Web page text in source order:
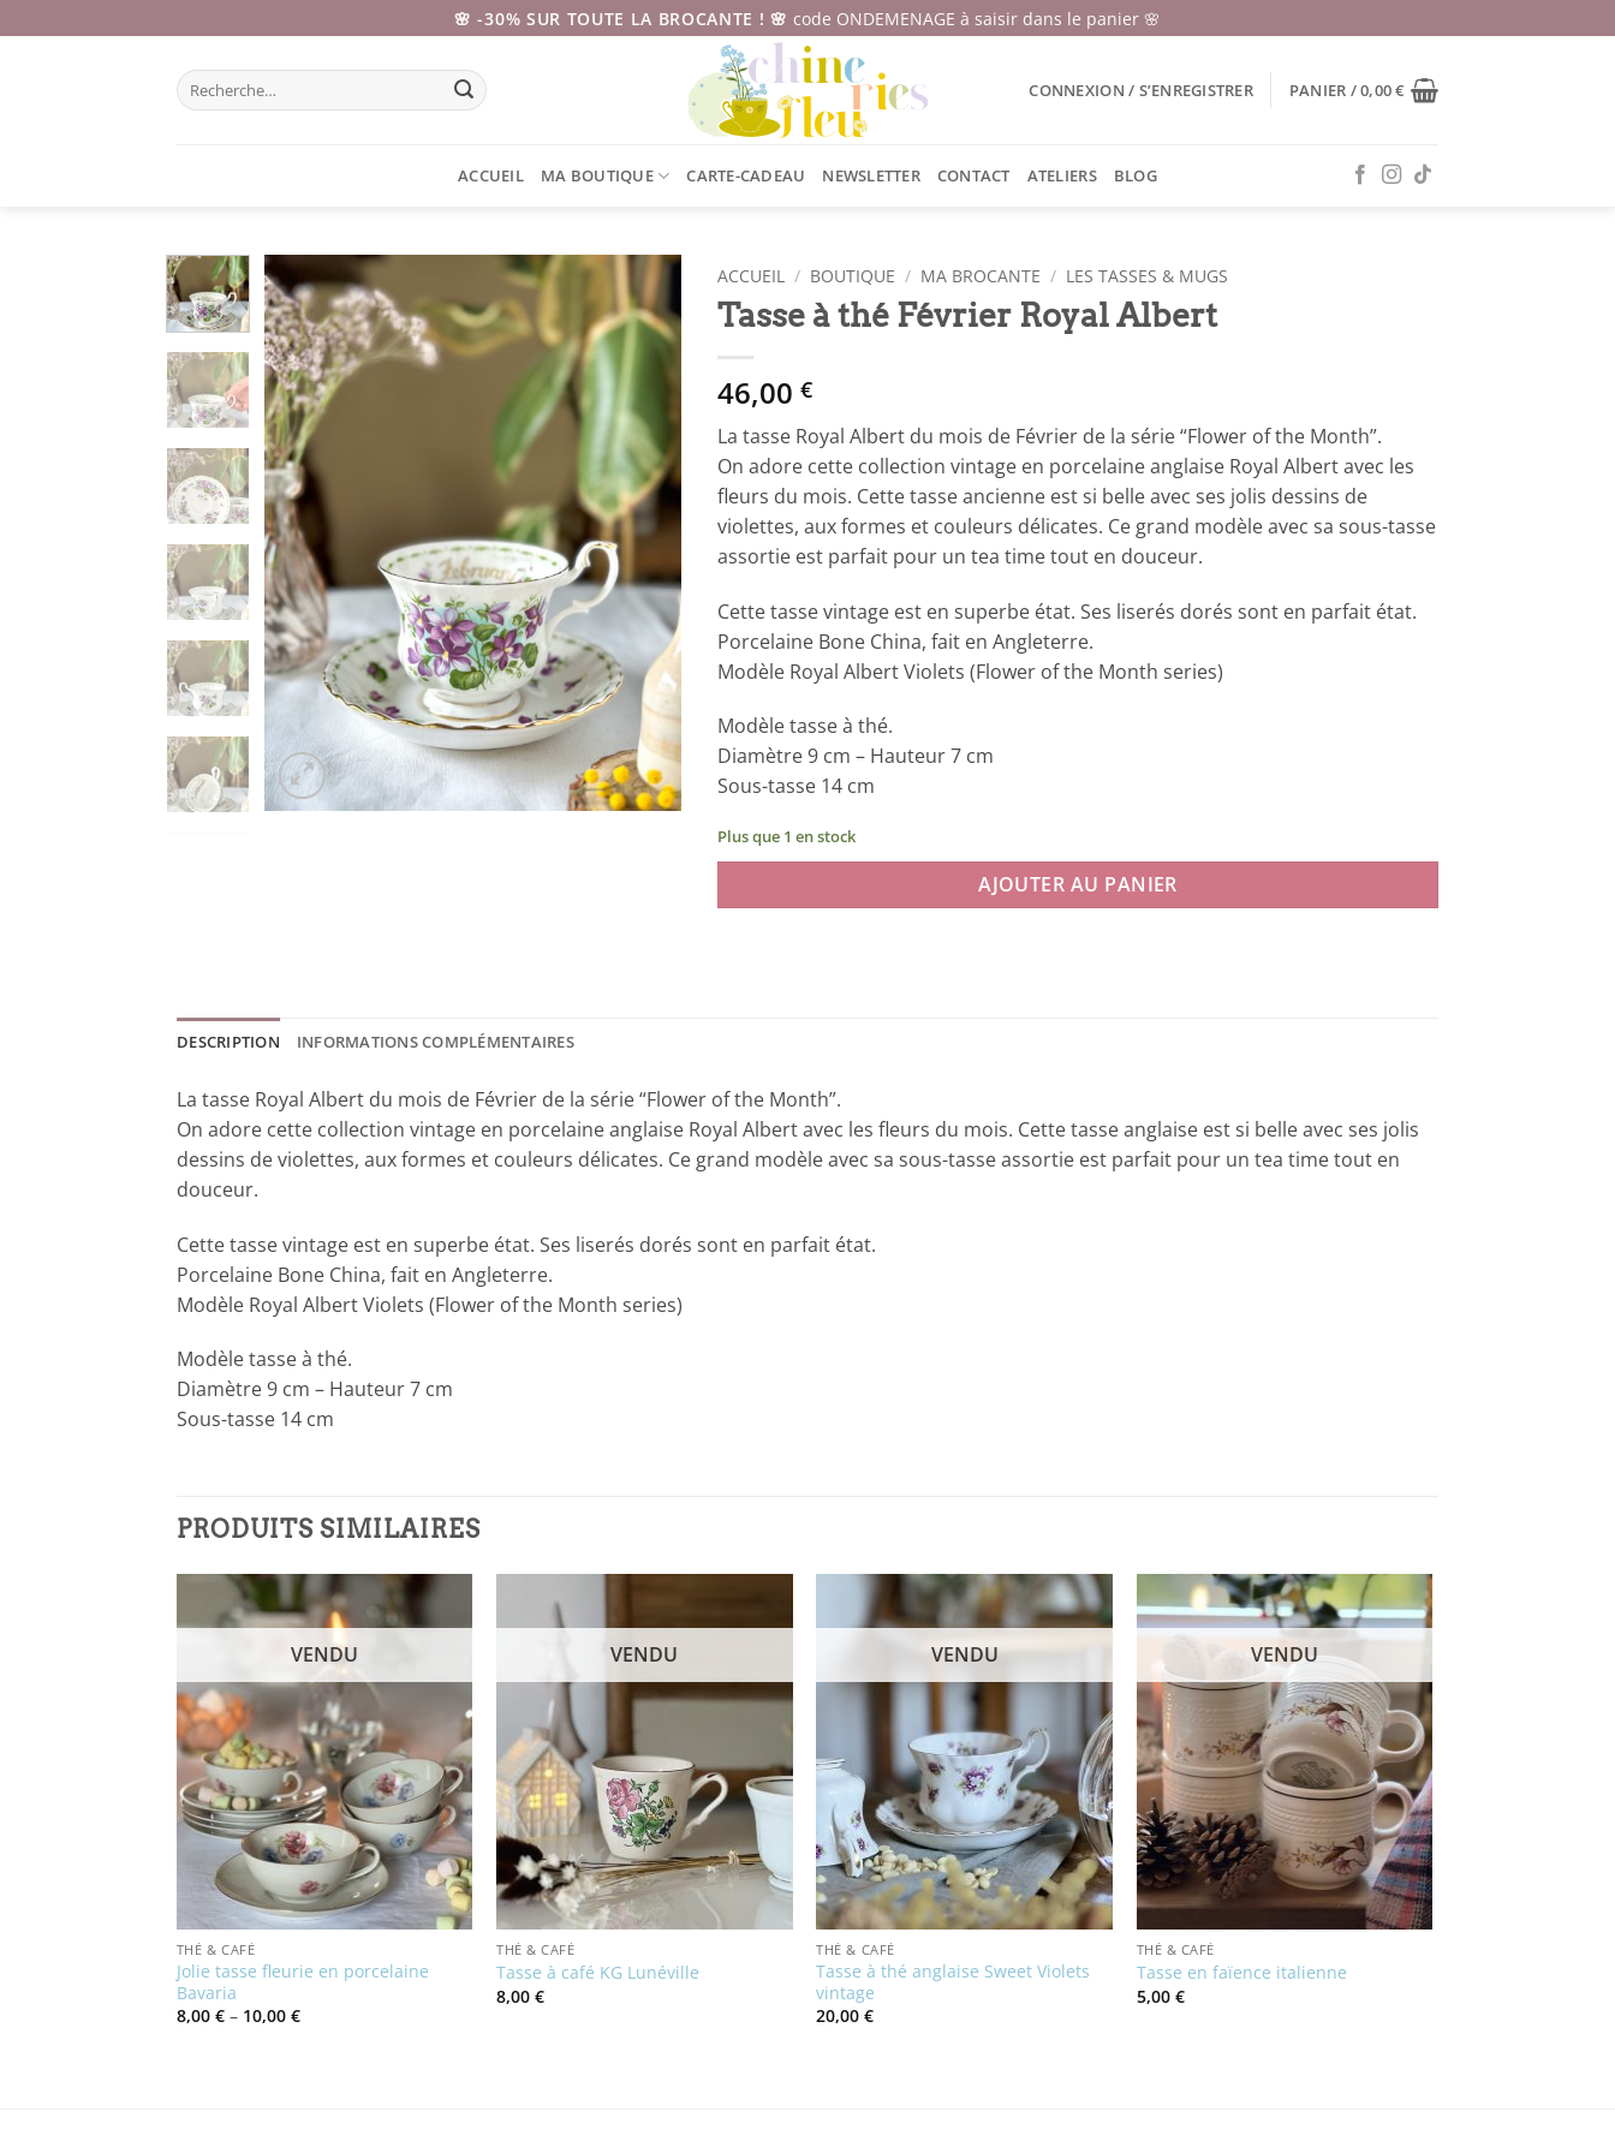
au
🌸 -30% SUR TOUTE LA BROCANTE ! 🌸 code ONDEMENAGE à saisir dans le panier 🌸
Recherche
pour :
CONNEXION / S’ENREGISTRER PANIER /0,00€
ACCUEIL MA BOUTIQUE CARTE-CADEAU NEWSLETTER CONTACT ATELIERS BLOG
ACCUEIL / BOUTIQUE / MA BROCANTE / LES TASSES & MUGS
Tasse à thé Février Royal Albert
46,00 €
La tasse Royal Albert du mois de Février de la série “Flower of the Month”.
On adore cette collection vintage en porcelaine anglaise Royal Albert avec les
fleurs du mois. Cette tasse ancienne est si belle avec ses jolis dessins de
violettes, aux formes et couleurs délicates. Ce grand modèle avec sa sous-tasse
assortie est parfait pour un tea time tout en douceur.
Cette tasse vintage est en superbe état. Ses liserés dorés sont en parfait état.
Porcelaine Bone China, fait en Angleterre.
Modèle Royal Albert Violets (Flower of the Month series)
Modèle tasse à thé.
Diamètre 9 cm – Hauteur 7 cm
Sous-tasse 14 cm
Plus que 1 en stock
AJOUTER AU PANIER
DESCRIPTION INFORMATIONS COMPLÉMENTAIRES
La tasse Royal Albert du mois de Février de la série “Flower of the Month”.
On adore cette collection vintage en porcelaine anglaise Royal Albert avec les fleurs du mois. Cette tasse anglaise est si belle avec ses jolis
dessins de violettes, aux formes et couleurs délicates. Ce grand modèle avec sa sous-tasse assortie est parfait pour un tea time tout en
douceur.
Cette tasse vintage est en superbe état. Ses liserés dorés sont en parfait état.
Porcelaine Bone China, fait en Angleterre.
Modèle Royal Albert Violets (Flower of the Month series)
Modèle tasse à thé.
Diamètre 9 cm – Hauteur 7 cm
Sous-tasse 14 cm
PRODUITS SIMILAIRES
VENDU
THÉ & CAFÉ
Jolie tasse fleurie en porcelaine
Bavaria
8,00 € – 10,00 €Price
VENDU
THÉ & CAFÉ
Tasse à café KG Lunéville
8,00€
VENDU
THÉ & CAFÉ
Tasse à thé anglaise Sweet Violets
vintage
20,00€
VENDU
THÉ & CAFÉ
Tasse en faïence italienne
5,00 €